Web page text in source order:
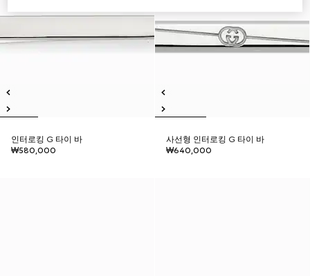
인터로킹 G 타이 바
₩580,000
사선형 인터로킹 G 타이 바
₩640,000